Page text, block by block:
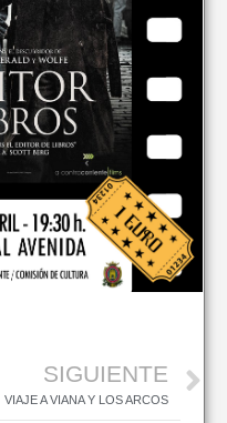
SIGUIENTE
VIAJE A VIANA Y LOS ARCOS